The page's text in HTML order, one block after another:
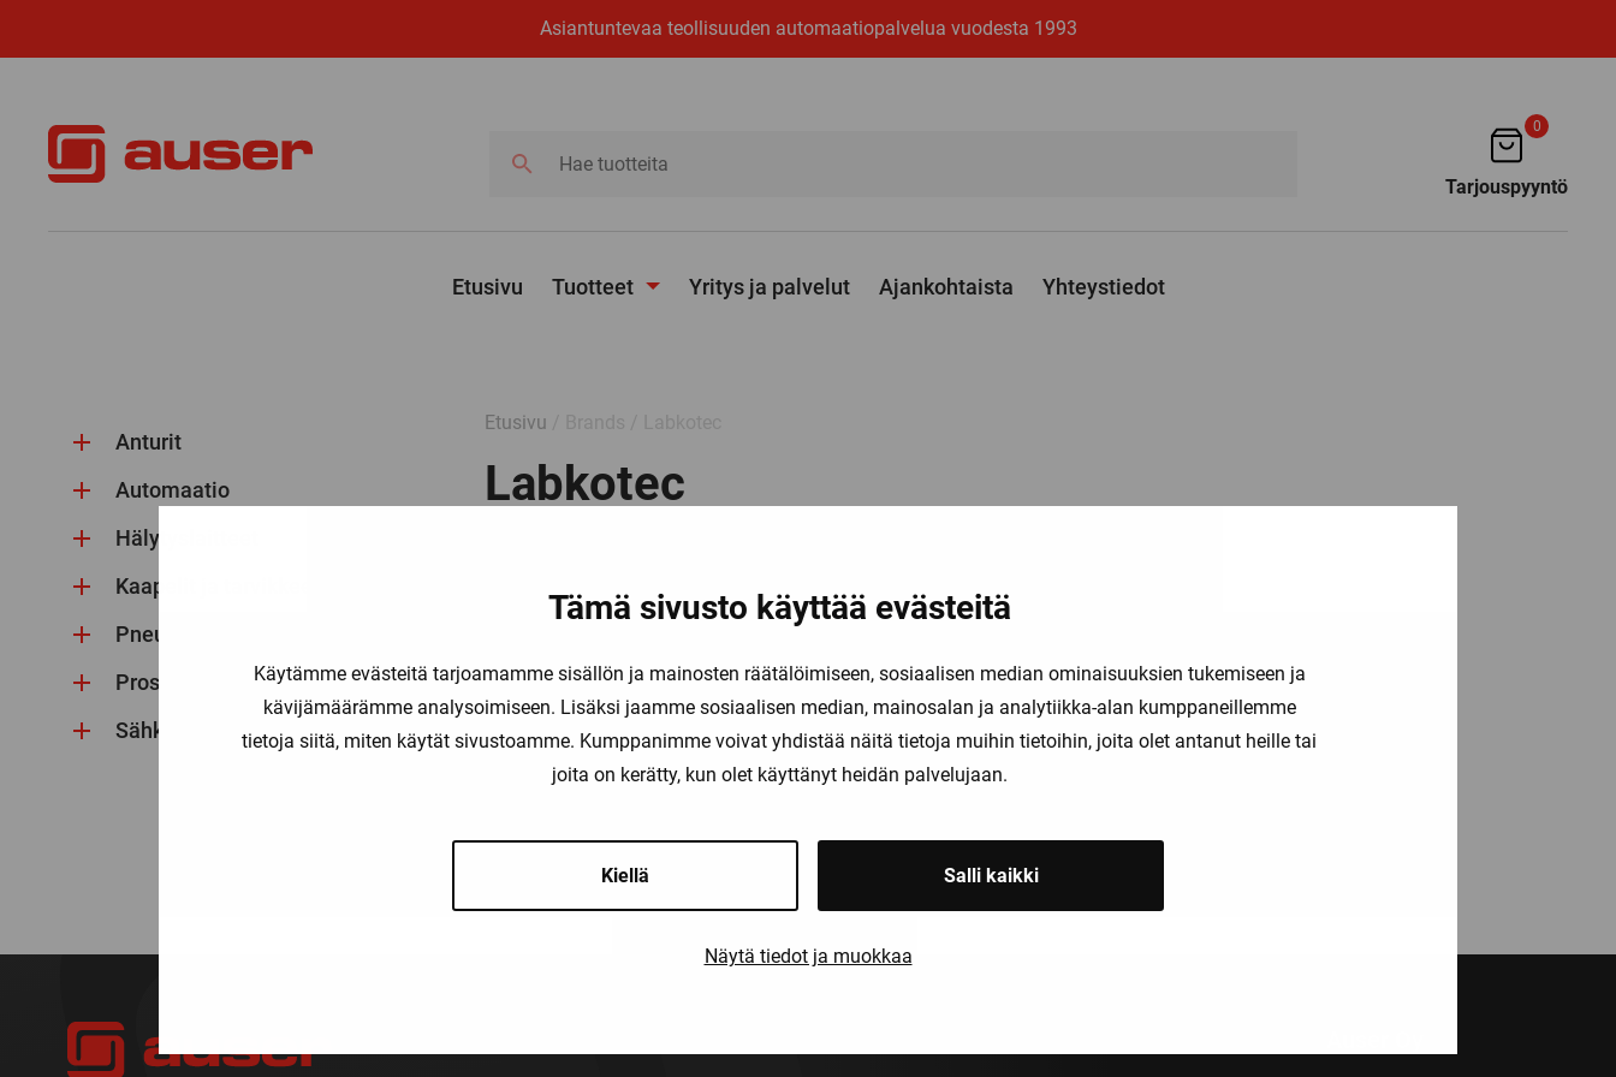
Tämä sivusto käyttää evästeitä
Käytämme evästeitä tarjoamamme sisällön ja mainosten räätälöimiseen, sosiaalisen median ominaisuuksien tukemiseen ja
kävijämäärämme analysoimiseen. Lisäksi jaamme sosiaalisen median, mainosalan ja analytiikka-alan kumppaneillemme
tietoja siitä, miten käytät sivustoamme. Kumppanimme voivat yhdistää näitä tietoja muihin tietoihin, joita olet antanut heille tai
joita on kerätty, kun olet käyttänyt heidän palvelujaan.
Kiellä Salli kaikki
Näytä tiedot ja muokkaa
Asiantuntevaa teollisuuden automaatiopalvelua vuodesta 1993
tuotteita
0
Tarjouspyyntö
Etusivu Tuotteet Yritys ja palvelut Ajankohtaista Yhteystiedot
Anturit
Automaatio
Hälytyslaitteet
Kaapelit ja tarvikkeet
Pneumatiikka
Prosessi-instrumentointi
Sähkö
Etusivu
Labkotec
GA-2 Rasvanerotinhälytin
IdSET-34